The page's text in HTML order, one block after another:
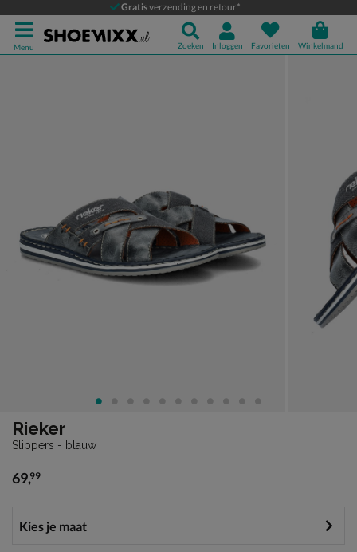
Gratisverzending en retour*
Menu Zoeken Inloggen Favorieten Winkelmand
Slippers
Rieker
Slippers - blauw
€ 69,99
69,99